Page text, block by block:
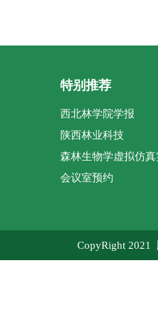
特别推荐
西北林学院学报
陕西林业科技
森林生物学虚拟仿
会议室预约
CopyRight